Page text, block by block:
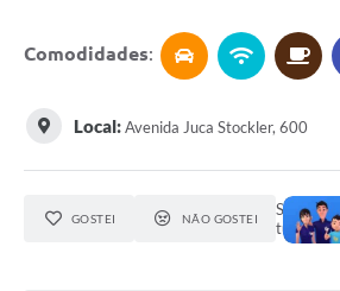
Comodidades:
Local:Avenida Juca Stockler, 600
GOSTEI NÃO GOSTEI
Seja o
turístico.